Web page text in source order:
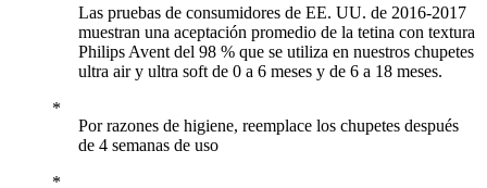
Las pruebas de consumidores de EE. UU. de 2016-2017
muestran una aceptación promedio de la tetina con textura
Philips Avent del 98 % que se utiliza en nuestros chupetes
ultra air y ultra soft de 0 a 6 meses y de 6 a 18 meses.
Por razones de higiene, reemplace los chupetes después
de 4 semanas de uso